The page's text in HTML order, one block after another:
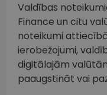
Valdības
Finance un citu
noteikumi
ierobežojumi,
digitālajām
paaugstināt vai